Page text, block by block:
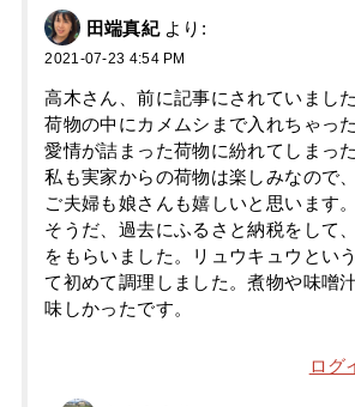
田端真紀 より:
2021-07-23 4:54 PM
高木さん、前に記事にされていました
荷物の中にカメムシまで入れちゃった
愛情が詰まった荷物に紛れてしまっ
私も実家からの荷物は楽しみなので
ご夫婦も娘さんも嬉しいと思います。
そうだ、過去にふるさと納税をして
をもらいました。リュウキュウとい
て初めて調理しました。煮物や味噌
味しかったです。
ログ